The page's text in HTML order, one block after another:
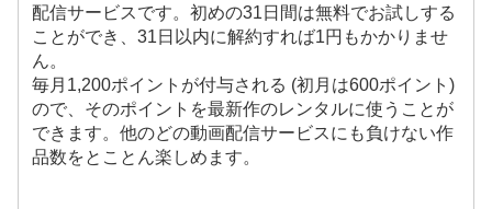
配信サービスです。初めの31日間は無料でお試しする
ことができ、31日以内に解約すれば1円もかかりませ
ん。
毎月1,200ポイントが付与される (初月は600ポイント)
ので、そのポイントを最新作のレンタルに使うことが
できます。他のどの動画配信サービスにも負けない作
品数をとことん楽しめます。